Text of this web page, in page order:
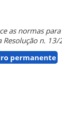
as normas
n.
permanente